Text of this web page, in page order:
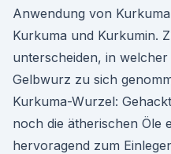
Anwendung von
Kurkuma und Kurkumin.
unterscheiden, in
Gelbwurz zu sich
Kurkuma-Wurzel:
noch die ätherischen Öle
hervoragend zum